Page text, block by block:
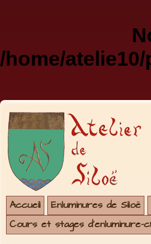
/home/
Accueil Enluminures de Siloë
Cours et stages d'enluminure-